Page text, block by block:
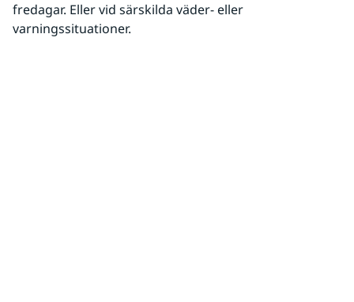
fredagar. Eller vid särskilda väder- eller
varningssituationer.